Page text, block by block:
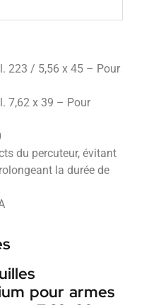
223 / 5,56 x 45 – Pour
7,62 x 39 – Pour
du percuteur, évitant
la durée de
pour armes